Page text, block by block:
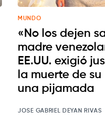
MUNDO
«No los dejen
madre
EE.UU. exigió
la muerte de
una pijamada
JOSE GABRIEL DEYAN RIVAS